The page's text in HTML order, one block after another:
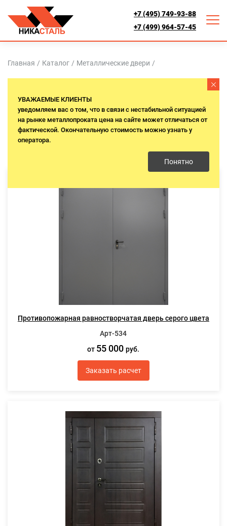
+7 (495) 749-93-88
+7 (499) 964-57-45
Главная / Каталог / Металлические двери /
МАГАЗИНОВ И САЛОНОВ
Противопожарная равностворчатая дверь серого цвета
Арт-534
от 55 000руб.
Заказать расчет
УВАЖАЕМЫЕ КЛИЕНТЫ
уведомляем вас о том, что в связи с нестабильной ситуацией
на рынке металлопроката цена на сайте может отличаться от
фактической. Окончательную стоимость можно узнать у
оператора.
Понятно